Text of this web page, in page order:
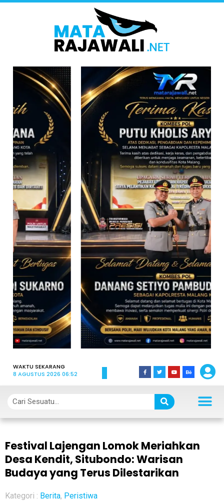
WAKTU SEKARANG
8 AGUSTUS 2026 06:52
Festival Lajengan Lomok Meriahkan
Desa Kendit, Situbondo: Warisan
Budaya yang Terus Dilestarikan
Kategori : Berita, Peristiwa